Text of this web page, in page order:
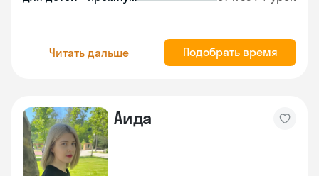
Читать дальше Подобрать время
Аида